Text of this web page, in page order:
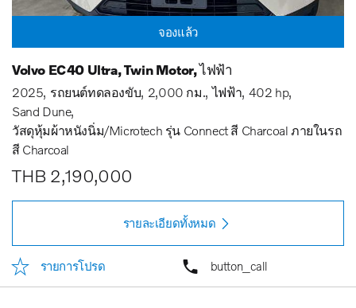
จองแล้ว
Volvo EC40 Ultra, Twin Motor, ไฟฟ้า
2025 รถยนต์ทดลองขับ 2,000 กม. ไฟฟ้า 402 hp
Sand Dune
วัสดุหุ้มผ้าหนังนิ่ม/Microtech รุ่น Connect สี Charcoal ภายในรถ
สี Charcoal
THB 2,190,000
รายละเอียดทั้งหมด
รายการโปรด button_call